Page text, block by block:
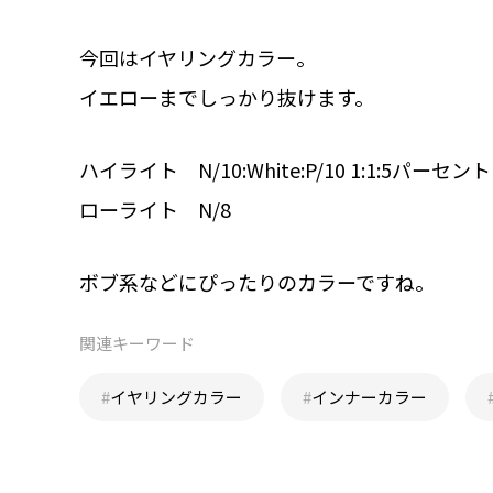
今回はイヤリングカラー。
イエローまでしっかり抜けます。
ハイライト N/10:White:P/10 1:1:5パーセント
ローライト N/8
ボブ系などにぴったりのカラーですね。
関連キーワード
#イヤリングカラー #インナーカラー